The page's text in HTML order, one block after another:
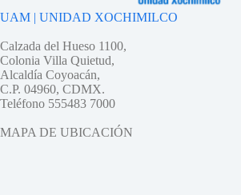
UAM | UNIDAD XOCHIMILCO
Calzada del Hueso 1100,
Colonia Villa Quietud,
Alcaldía Coyoacán,
C.P. 04960, CDMX.
Teléfono 555483 7000
MAPA DE UBICACIÓN